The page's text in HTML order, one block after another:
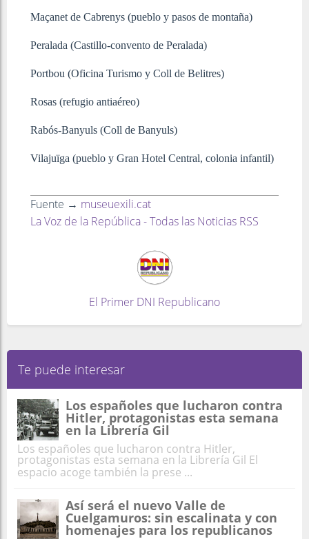
Maçanet de Cabrenys (pueblo y pasos de montaña)
Peralada (Castillo-convento de Peralada)
Portbou (Oficina Turismo y Coll de Belitres)
Rosas (refugio antiaéreo)
Rabós-Banyuls (Coll de Banyuls)
Vilajuïga (pueblo y Gran Hotel Central, colonia infantil)
Fuente → museuexili.cat
La Voz de la República - Todas las Noticias RSS
El Primer DNI Republicano
Te puede interesar
Los españoles que lucharon contra
Hitler, protagonistas esta semana
en la Librería Gil
Los españoles que lucharon contra Hitler,
protagonistas esta semana en la Librería Gil El
espacio acoge también la prese ...
Así será el nuevo Valle de
Cuelgamuros: sin escalinata y con
homenajes para los republicanos